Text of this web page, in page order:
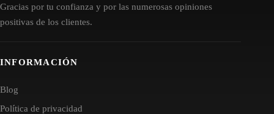
Gracias por tu confianza y por las numerosas opiniones
positivas de los clientes.
INFORMACIÓN
Blog
Política de privacidad